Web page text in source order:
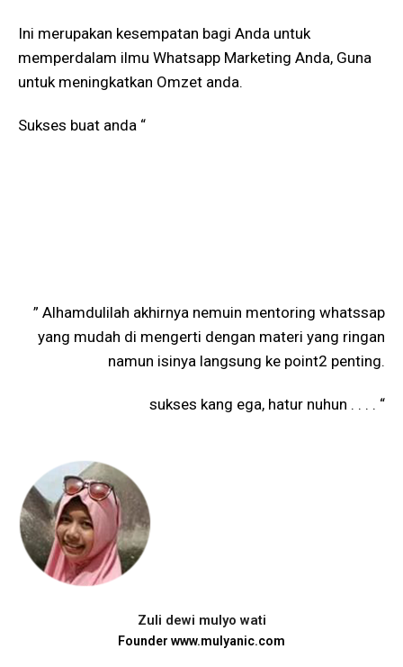
Ini merupakan kesempatan bagi Anda untuk
memperdalam ilmu Whatsapp Marketing Anda, Guna
untuk meningkatkan Omzet anda.
Sukses buat anda “
” Alhamdulilah akhirnya nemuin mentoring whatssap
yang mudah di mengerti dengan materi yang ringan
namun isinya langsung ke point2 penting.
sukses kang ega, hatur nuhun . . . . “
Zuli dewi mulyo wati
Founder www.mulyanic.com